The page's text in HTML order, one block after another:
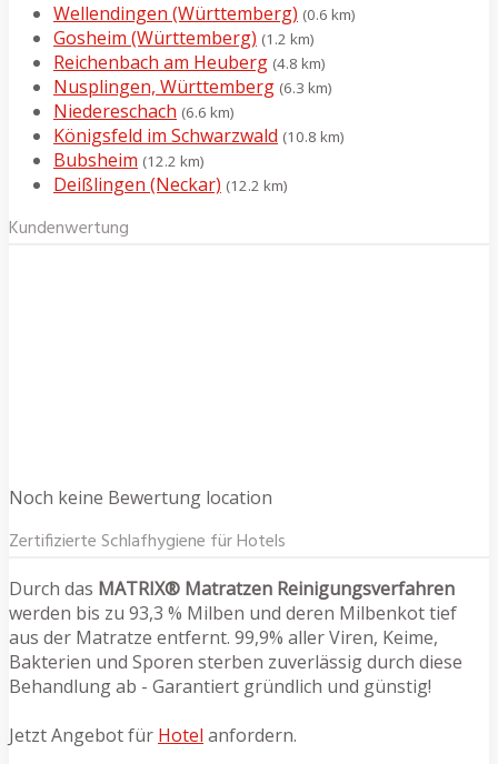
Wellendingen (Württemberg) (0.6 km)
Gosheim (Württemberg) (1.2 km)
Reichenbach am Heuberg (4.8 km)
Nusplingen, Württemberg (6.3 km)
Niedereschach (6.6 km)
Königsfeld im Schwarzwald (10.8 km)
Bubsheim (12.2 km)
Deißlingen (Neckar) (12.2 km)
Kundenwertung
Noch keine Bewertung location
Zertifizierte Schlafhygiene für Hotels
Durch das MATRIX® Matratzen Reinigungsverfahren
werden bis zu 93,3 % Milben und deren Milbenkot tief
aus der Matratze entfernt. 99,9% aller Viren, Keime,
Bakterien und Sporen sterben zuverlässig durch diese
Behandlung ab - Garantiert gründlich und günstig!
Jetzt Angebot für Hotel anfordern.